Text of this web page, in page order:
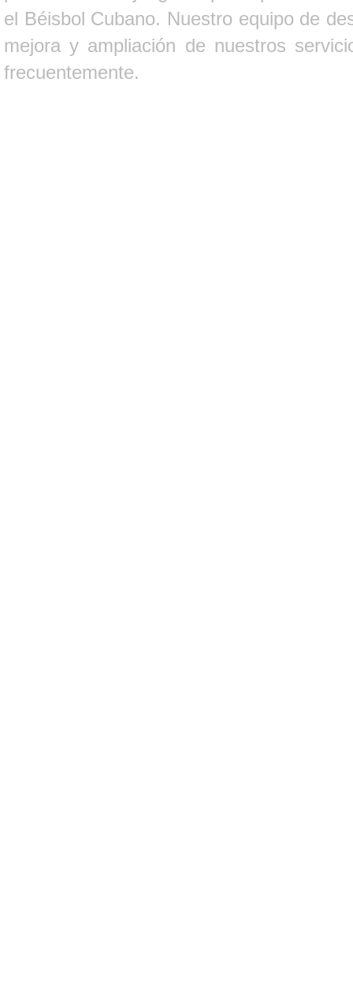
el Béisbol Cubano. Nuestro equipo de
mejora y ampliación de nuestros
frecuentemente.